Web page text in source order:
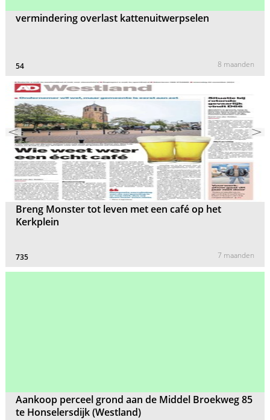
vermindering overlast kattenuitwerpselen
54 8 maanden
Breng Monster tot leven met een café op het
Kerkplein
735 7 maanden
Aankoop perceel grond aan de Middel Broekweg 85
te Honselersdijk (Westland)